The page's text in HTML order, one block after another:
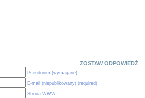
ZOSTAW ODPOWIEDŹ
Pseudonim (wymagane)
E-mail (niepublikowany) (required)
Strona WWW